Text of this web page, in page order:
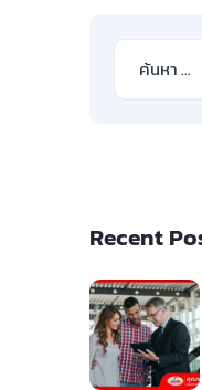
Recent